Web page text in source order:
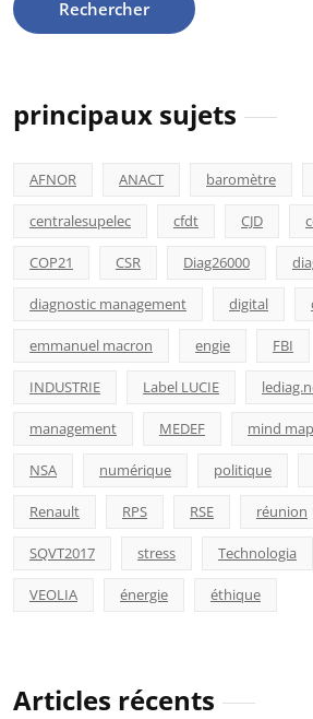
principaux sujets
AFNOR ANACT baromètre
centralesupelec cfdt CJD
COP21 CSR Diag26000
diagnostic management digital
emmanuel macron engie FBI
INDUSTRIE Label LUCIE
management MEDEF mind
NSA numérique politique
Renault RPS RSE réunion
SQVT2017 stress Technologia
VEOLIA énergie éthique
Articles récents